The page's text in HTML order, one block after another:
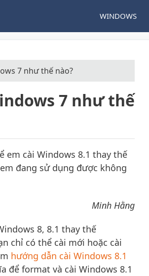
WINDOWS
7 như thế nào?
7 như thế
em cài Windows 8.1 thay thế
đang sử dụng được không
Minh Hằng
8, 8.1 thay thế
chỉ có thể cài mới hoặc cài
hướng dẫn cài Windows 8.1
để format và cài Windows 8.1